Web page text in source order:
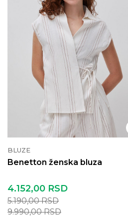
BLUZE
Benetton ženska bluza
4.152,00 RSD
5.190,00RSD
9.990,00RSD